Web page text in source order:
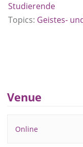
Studierende
Topics: Geistes-
Venue
Online